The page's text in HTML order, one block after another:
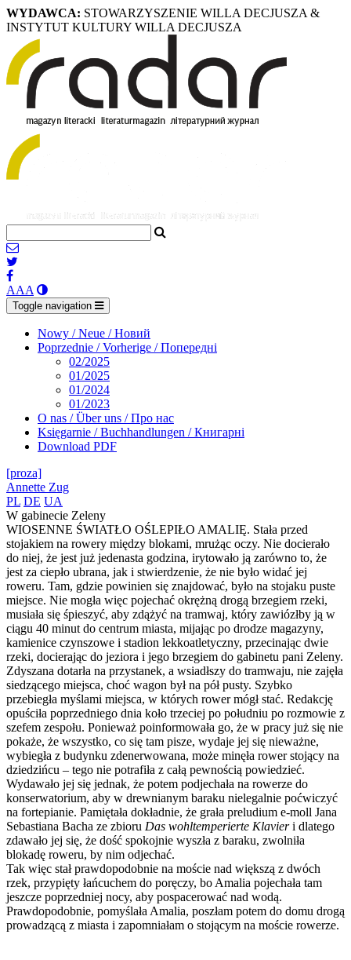
WYDAWCA: STOWARZYSZENIE WILLA DECJUSZA &
INSTYTUT KULTURY WILLA DECJUSZA
AAA
Toggle navigation
Nowy / Neue / Новий
Poprzednie / Vorherige / Попередні
02/2025
01/2025
01/2024
01/2023
O nas / Über uns / Про нас
Księgarnie / Buchhandlungen / Книгарні
Download PDF
[proza]
Annette Zug
PL DE UA
W gabinecie Zeleny
WIOSENNE ŚWIATŁO OŚLEPIŁO AMALIĘ. Stała przed
stojakiem na rowery między blokami, mrużąc oczy. Nie docierało
do niej, że jest już jedenasta godzina, irytowało ją zarówno to, że
jest za ciepło ubrana, jak i stwierdzenie, że nie było widać jej
roweru. Tam, gdzie powinien się znajdować, było na stojaku puste
miejsce. Nie mogła więc pojechać okrężną drogą brzegiem rzeki,
musiała się śpieszyć, aby zdążyć na tramwaj, który zawiózłby ją w
ciągu 40 minut do centrum miasta, mijając po drodze magazyny,
kamienice czynszowe i stadion lekkoatletyczny, przecinając dwie
rzeki, docierając do jeziora i jego brzegiem do gabinetu pani Zeleny.
Zdyszana dotarła na przystanek, a wsiadłszy do tramwaju, nie zajęła
siedzącego miejsca, choć wagon był na pół pusty. Szybko
przebiegła myślami miejsca, w których rower mógł stać. Redakcję
opuściła poprzedniego dnia koło trzeciej po południu po rozmowie z
szefem zespołu. Ponieważ poinformowała go, że w pracy już się nie
pokaże, że wszystko, co się tam pisze, wydaje jej się nieważne,
wybiegła z budynku zdenerwowana, może minęła rower stojący na
dziedzińcu – tego nie potrafiła z całą pewnością powiedzieć.
Wydawało jej się jednak, że potem podjechała na rowerze do
konserwatorium, aby w drewnianym baraku nielegalnie poćwiczyć
na fortepianie. Pamiętała dokładnie, że grała preludium e-moll Jana
Sebastiana Bacha ze zbioru Das wohltemperierte Klavieri dlatego
zdawało jej się, że dość spokojnie wyszła z baraku, zwolniła
blokadę roweru, by nim odjechać.
Tak więc stał prawdopodobnie na moście nad większą z dwóch
rzek, przypięty łańcuchem do poręczy, bo Amalia pojechała tam
jeszcze poprzedniej nocy, aby pospacerować nad wodą.
Prawdopodobnie, pomyślała Amalia, poszłam potem do domu drogą
prowadzącą z miasta i zapomniałam o stojącym na moście rowerze.